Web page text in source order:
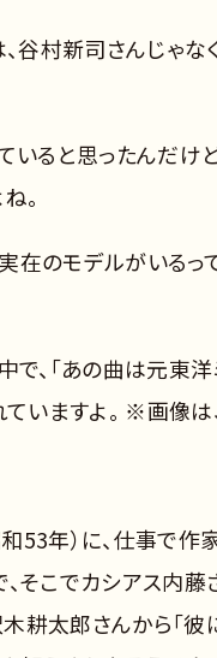
谷村新司さんじゃ
いると思ったんだ
。
実在のモデルがいる
、「あの曲は元東
いますよ。 ※画像は
53年）に、仕事で
そこでカシアス内
耕太郎さんから「